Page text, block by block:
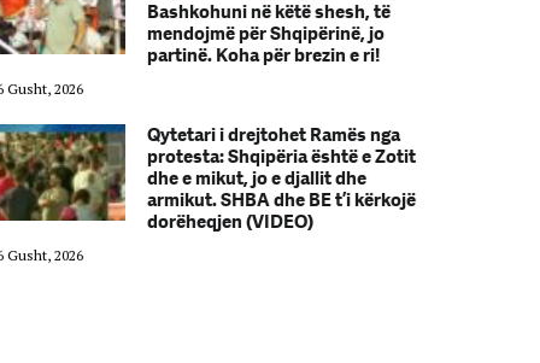
Bashkohuni në këtë shesh, të
mendojmë për Shqipërinë, jo
partinë. Koha për brezin e ri!
Gusht, 2026
Qytetari i drejtohet Ramës nga
protesta: Shqipëria është e Zotit
dhe e mikut, jo e djallit dhe
armikut. SHBA dhe BE t’i kërkojë
dorëheqjen (VIDEO)
Gusht, 2026